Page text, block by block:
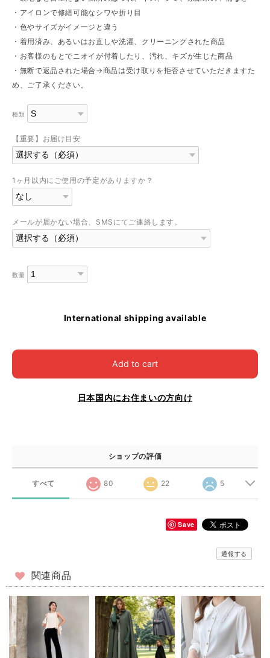
・アイロンで修繕可能なシワや折り目
・色やサイズがイメージと違う
・着用済み、あるいはお直しや洗濯、クリーニングされた商品
・お客様のもとでニオイが付着したり、汚れ、キズが生じた商品
・無断で返品された場合→商品は受け取りを拒否させていただきますた
め、ご了承ください。
種類
【重要】お届け目安
1ヶ月以内にご使用の予定がありますか？
メールが届かない場合、SMSにてご連絡します。
数量
International shipping available
Add to cart
日本国内にお住まいの方向け
ショップの評価
すべて 80 22 5
Save
通報する
関連商品